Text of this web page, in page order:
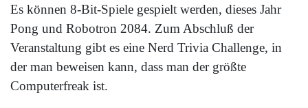
Es können 8-Bit-Spiele gespielt werden, dieses Jahr
Pong und Robotron 2084. Zum Abschluß der
Veranstaltung gibt es eine Nerd Trivia Challenge, in
der man beweisen kann, dass man der größte
Computerfreak ist.